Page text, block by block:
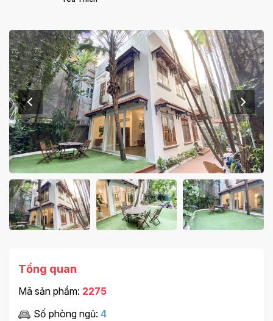
Tổng quan
Mã sản phẩm: 2275
Số phòng ngủ: 4